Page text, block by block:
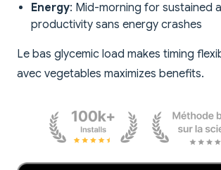
Energy: Mid-morning for sustained
productivity sans energy crashes
Le bas glycemic load makes timing
avec vegetables maximizes benefits.